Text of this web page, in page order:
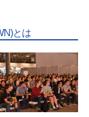
とは